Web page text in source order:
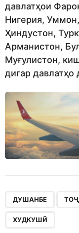
давлатҳои
Нигерия,
Ҳиндустон,
Арманистон,
Муғулистон,
дигар давлатҳо
ДУШАНБЕ
ХУДКУШӢ